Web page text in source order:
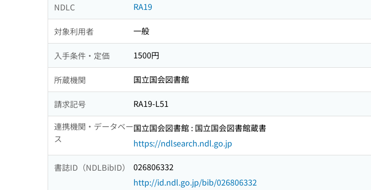
NDLC RA19
対象利用者 一般
入手条件・定価 1500円
所蔵機関 国立国会図書館
請求記号
RA19-L51
連携機関・データベー
ス
国立国会図書館 : 国立国会図書館蔵書
https://ndlsearch.ndl.go.jp
書誌ID（NDLBibID）
026806332
http://id.ndl.go.jp/bib/026806332